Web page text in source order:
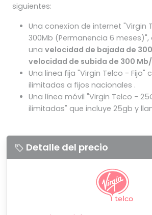
siguientes:
Una conexíon de internet "Virgin
300Mb (Permanencia 6
una velocidad de bajada de
velocidad de subida de 300
Una linea fija "Virgin Telco - Fijo"
ilimitadas a fijos nacionales .
Una línea móvil "Virgin Telco -
ilimitadas" que incluye 25gb y
Detalle del precio